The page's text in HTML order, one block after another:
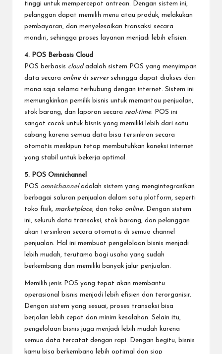
tinggi untuk mempercepat antrean. Dengan sistem ini,
pelanggan dapat memilih menu atau produk, melakukan
pembayaran, dan menyelesaikan transaksi secara
mandiri, sehingga proses layanan menjadi lebih efisien.
4. POS Berbasis Cloud
POS berbasis cloudadalah sistem POS yang menyimpan
data secara onlinedi server sehingga dapat diakses dari
mana saja selama terhubung dengan internet. Sistem ini
memungkinkan pemilik bisnis untuk memantau penjualan,
stok barang, dan laporan secara real-time. POS ini
sangat cocok untuk bisnis yang memiliki lebih dari satu
cabang karena semua data bisa tersinkron secara
otomatis meskipun tetap membutuhkan koneksi internet
yang stabil untuk bekerja optimal.
5. POS Omnichannel
POS omnichanneladalah sistem yang mengintegrasikan
berbagai saluran penjualan dalam satu platform, seperti
toko fisik, marketplace, dan toko online. Dengan sistem
ini, seluruh data transaksi, stok barang, dan pelanggan
akan tersinkron secara otomatis di semua channel
penjualan. Hal ini membuat pengelolaan bisnis menjadi
lebih mudah, terutama bagi usaha yang sudah
berkembang dan memiliki banyak jalur penjualan.
Memilih jenis POS yang tepat akan membantu
operasional bisnis menjadi lebih efisien dan terorganisir.
Dengan sistem yang sesuai, proses transaksi bisa
berjalan lebih cepat dan minim kesalahan. Selain itu,
pengelolaan bisnis juga menjadi lebih mudah karena
semua data tercatat dengan rapi. Dengan begitu, bisnis
kamu bisa berkembang lebih optimal dan siap